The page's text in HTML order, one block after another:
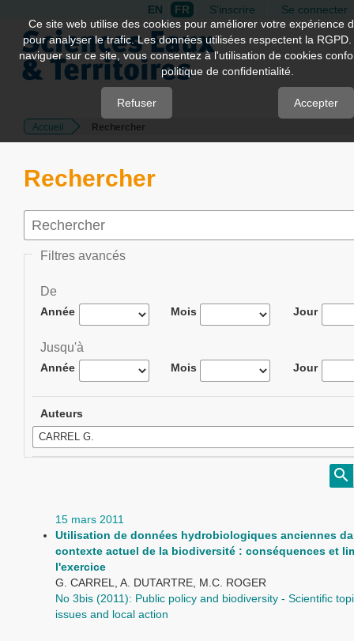
Quick
jump
page
Main
Content
EN FR S'inscrire Se connecter
Accueil Rechercher
Rechercher
Filtres avancés
De
Année Mois Jour
Jusqu'à
Année Mois Jour
Auteurs
15 mars 2011
Utilisation de données hydrobiologiques anciennes
contexte actuel de la biodiversité : conséquences et
l'exercice
G. CARREL, A. DUTARTRE, M.C. ROGER
No 3bis (2011): Public policy and biodiversity - Scientific
issues and local action
Ce site web utilise des cookies pour améliorer votre expérience
pour analyser le trafic. Les données utilisées respectent la
naviguer sur ce site, vous consentez à l'utilisation de cookies
politique de confidentialité.
Refuser Accepter